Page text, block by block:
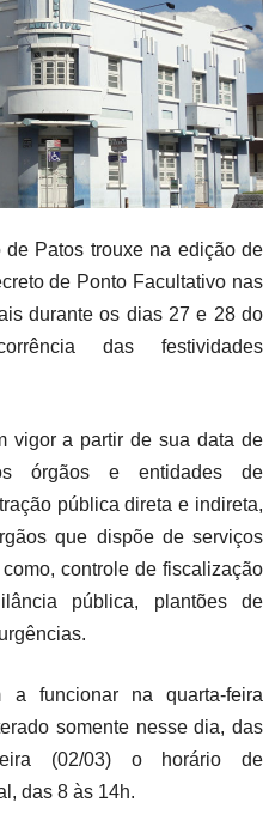
Patos trouxe na edição de
de Ponto Facultativo nas
durante os dias 27 e 28 do
das festividades
vigor a partir de sua data de
órgãos e entidades de
pública direta e indireta,
que dispõe de serviços
controle de fiscalização
pública, plantões de
a funcionar na quarta-feira
somente nesse dia, das
(02/03) o horário de
das 8 às 14h.